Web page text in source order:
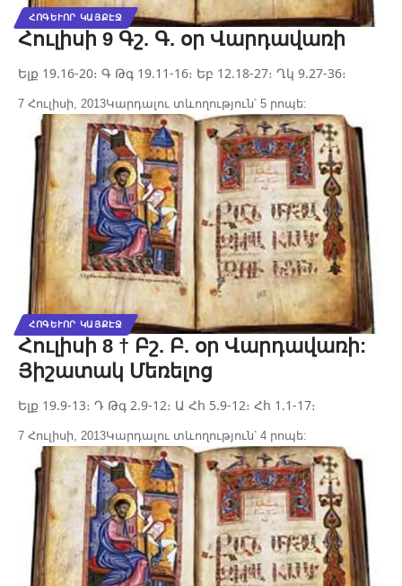
ՀՈԳԵՒՈՐ ԿԱՅՔԷՋ
Հուլիսի 9 Գշ. Գ. օր Վարդավառի
Ելք 19.16-20։ Գ Թգ 19.11-16։ Եբ 12.18-27։ Ղկ 9.27-36։
7 Հուլիսի, 2013Կարդալու տևողություն՝ 5 րոպե:
ՀՈԳԵՒՈՐ ԿԱՅՔԷՋ
Հուլիսի 8 † Բշ. Բ. օր Վարդավառի:
Յիշատակ Մեռելոց
Ելք 19.9-13։ Դ Թգ 2.9-12։ Ա Հհ 5.9-12։ Հհ 1.1-17։
7 Հուլիսի, 2013Կարդալու տևողություն՝ 4 րոպե: